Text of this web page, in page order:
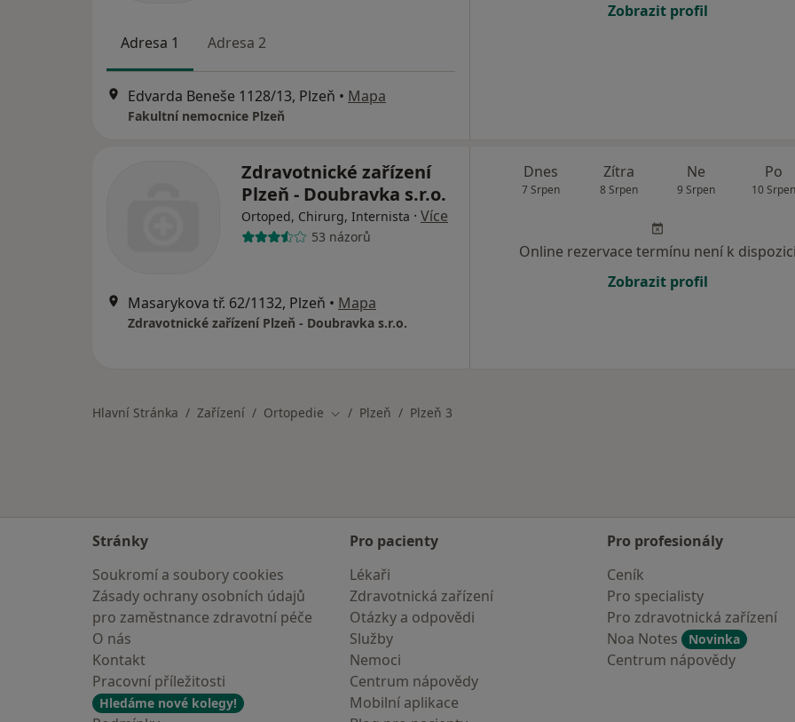
Adresa 1 Adresa 2
Edvarda Beneše 1128/13, Plzeň • Mapa
Fakultní nemocnice Plzeň
Zobrazit profil
Zdravotnické zařízení
Plzeň - Doubravka s.r.o.
Ortoped, Chirurg, Internista · Více
53 názorů
Masarykova tř. 62/1132, Plzeň • Mapa
Zdravotnické zařízení Plzeň - Doubravka s.r.o.
Dnes
7 Srpen
Zítra
8 Srpen
Ne
9 Srpen
Po
10 Srpen
Online rezervace termínu není k dispozici
Zobrazit profil
Hlavní Stránka Zařízení Ortopedie Změna města
Plzeň Plzeň 3
Stránky
Soukromí a soubory cookies
Zásady ochrany osobních údajů
pro zaměstnance zdravotní péče
O nás
Kontakt
Pracovní příležitosti
Hledáme nové kolegy!
Pro pacienty
Lékaři
Zdravotnická zařízení
Otázky a odpovědi
Služby
Nemoci
Centrum nápovědy
Mobilní aplikace
Pro profesionály
Ceník
Pro specialisty
Pro zdravotnická zařízení
Noa Notes
Novinka
Centrum nápovědy